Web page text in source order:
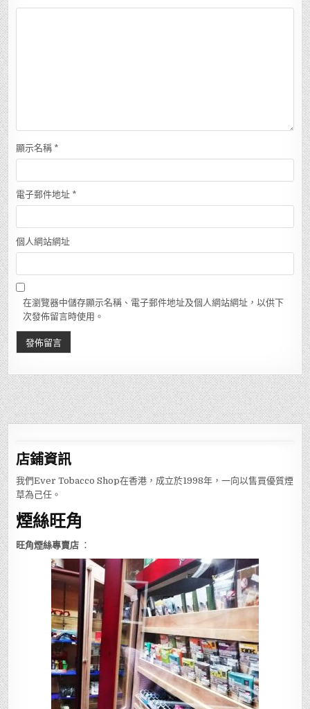
顯示名稱 *
電子郵件地址 *
個人網站網址
在瀏覽器中儲存顯示名稱、電子郵件地址及個人網站網址，以供下
次發佈留言時使用。
店鋪資訊
我們Ever Tobacco Shop在香港，成立於1998年，一向以售買優質煙
草為己任。
煙絲旺角
旺角煙絲專賣店 ：